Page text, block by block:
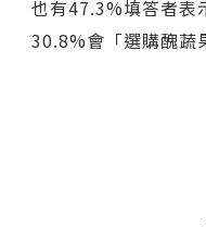
也有47.3%填答者表
30.8%會「選購醜蔬